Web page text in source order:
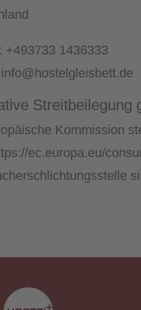
+493733 1436333
Streitbeilegung
Kommission
ec.europa.eu/